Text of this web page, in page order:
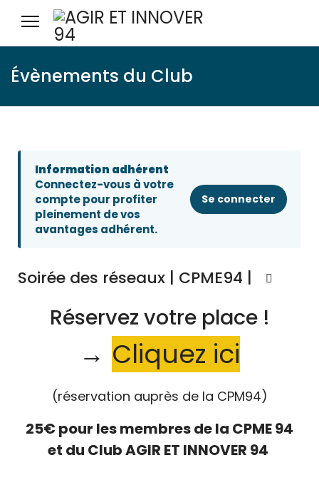
Évènements du Club
Information adhérent
Connectez-vous à votre
compte pour profiter
pleinement de vos
avantages adhérent.
Se connecter
Soirée des réseaux | CPME94 |
Réservez votre place !
→ Cliquez ici
(réservation auprès de la CPM94)
25€ pour les membres de la CPME 94
et du Club AGIR ET INNOVER 94